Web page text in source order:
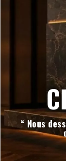
“ Nous